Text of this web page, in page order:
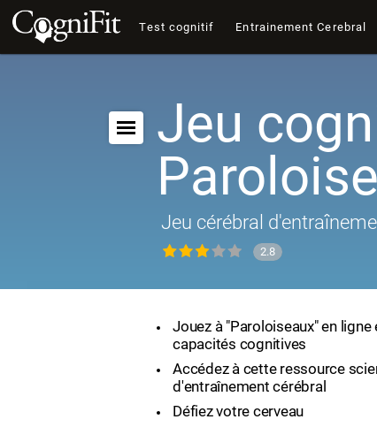
Test cognitif Entrainement Cerebral
Jeu
Jeu cérébral
2.8
Jouez à "Paroloiseaux" en
capacités cognitives
Accédez à cette ressource
d'entraînement cérébral
Défiez votre cerveau